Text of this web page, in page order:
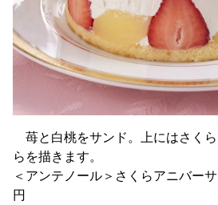
苺と白桃をサンド。上にはさく
らを描きます。
＜アンテノール＞さくらアニバー
円